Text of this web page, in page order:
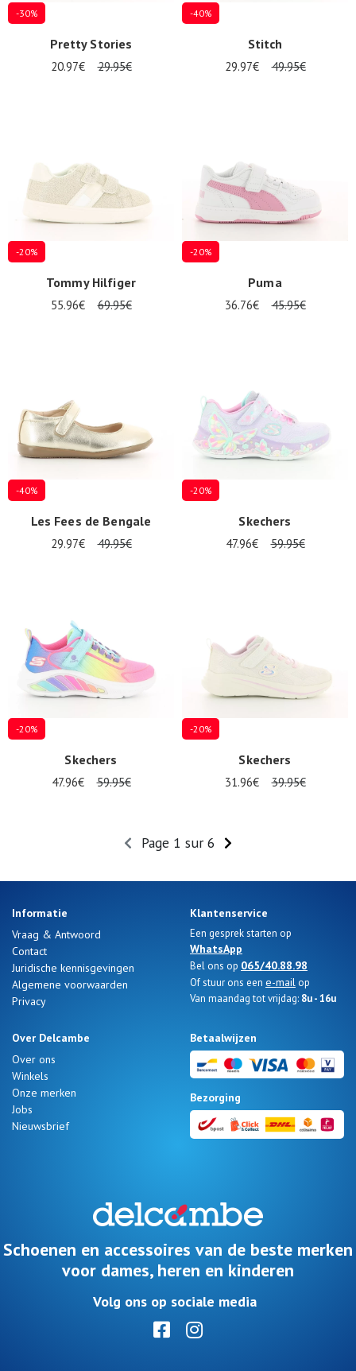
-30%
Pretty Stories
20.97€ 29.95€
-40%
Stitch
29.97€ 49.95€
-20%
Tommy Hilfiger
55.96€ 69.95€
-20%
Puma
36.76€ 45.95€
-40%
Les Fees de Bengale
29.97€ 49.95€
-20%
Skechers
47.96€ 59.95€
-20%
Skechers
47.96€ 59.95€
-20%
Skechers
31.96€ 39.95€
Page 1 sur 6
Informatie
Vraag & Antwoord
Contact
Juridische kennisgevingen
Algemene voorwaarden
Privacy
Klantenservice
Een gesprek starten op
WhatsApp
Bel ons op 065/40.88.98
Of stuur ons een e-mail op
Van maandag tot vrijdag: 8u - 16u
Over Delcambe
Over ons
Winkels
Onze merken
Jobs
Nieuwsbrief
Betaalwijzen
Bezorging
Schoenen en accessoires van de beste merken
voor dames, heren en kinderen
Volg ons op sociale media